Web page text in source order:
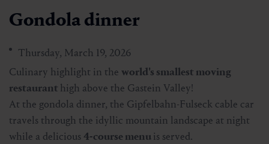
Gondola dinner
Thursday, March 19, 2026
Culinary highlight in the world's smallest moving
restaurant high above the Gastein Valley!
At the gondola dinner, the Gipfelbahn-Fulseck cable car
travels through the idyllic mountain landscape at night
while a delicious 4-course menuis served.